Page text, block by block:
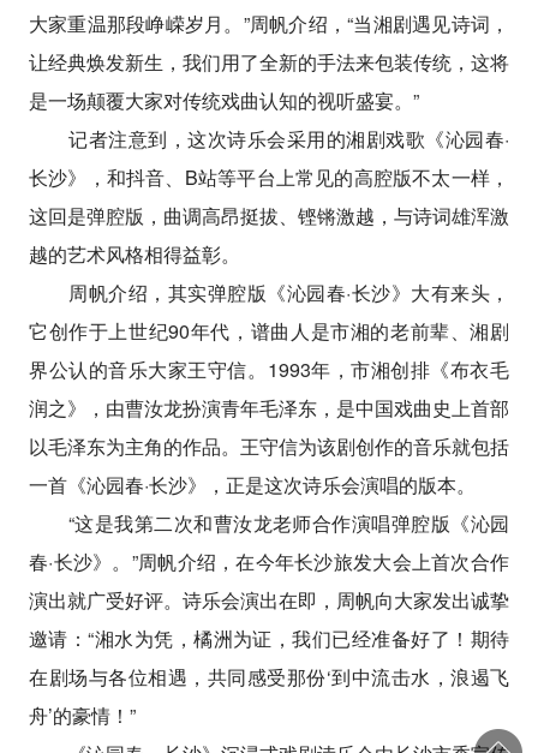
大家重温那段峥嵘岁月。”周帆介绍，“当湘剧遇见诗词，
让经典焕发新生，我们用了全新的手法来包装传统，这将
是一场颠覆大家对传统戏曲认知的视听盛宴。”
记者注意到，这次诗乐会采用的湘剧戏歌《沁园春·
长沙》，和抖音、B站等平台上常见的高腔版不太一样，
这回是弹腔版，曲调高昂挺拔、铿锵激越，与诗词雄浑激
越的艺术风格相得益彰。
周帆介绍，其实弹腔版《沁园春·长沙》大有来头，
它创作于上世纪90年代，谱曲人是市湘的老前辈、湘剧
界公认的音乐大家王守信。1993年，市湘创排《布衣毛
润之》，由曹汝龙扮演青年毛泽东，是中国戏曲史上首部
以毛泽东为主角的作品。王守信为该剧创作的音乐就包括
一首《沁园春·长沙》，正是这次诗乐会演唱的版本。
“这是我第二次和曹汝龙老师合作演唱弹腔版《沁园
春·长沙》。”周帆介绍，在今年长沙旅发大会上首次合作
演出就广受好评。诗乐会演出在即，周帆向大家发出诚挚
邀请：“湘水为凭，橘洲为证，我们已经准备好了！期待
在剧场与各位相遇，共同感受那份‘到中流击水，浪遏飞
舟’的豪情！”